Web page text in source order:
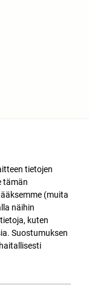
tietojen
tämän
(muita
näihin
kuten
Suostumuksen